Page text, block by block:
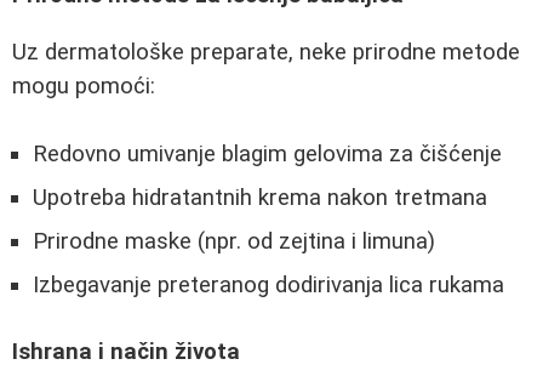
Uz dermatološke preparate, neke prirodne metode
mogu pomoći:
Redovno umivanje blagim gelovima za čišćenje
Upotreba hidratantnih krema nakon tretmana
Prirodne maske (npr. od zejtina i limuna)
Izbegavanje preteranog dodirivanja lica rukama
Ishrana i način života